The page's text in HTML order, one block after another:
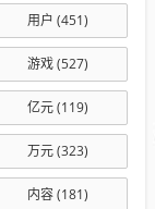
用户 (451)
游戏(527)
亿元(119)
万元(323)
内容(181)